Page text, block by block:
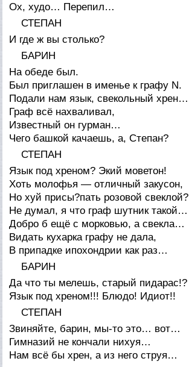
Ох, худо… Перепил…
СТЕПАН
И где ж вы столько?
БАРИН
На обеде был.
Был приглашен в именье к графу N.
Подали нам язык, свекольный хрен…
Граф всё нахваливал,
Известный он гурман…
Чего башкой качаешь, а, Степан?
СТЕПАН
Язык под хреном? Экий моветон!
Хоть молофья — отличный закусон,
Но хуй присы?пать розовой свеклой?
Не думал, я что граф шутник такой…
Добро б ещё с морковью, а свекла…
Видать кухарка графу не дала,
В припадке ипохондрии как раз…
БАРИН
Да что ты мелешь, старый пидарас!?
Язык под хреном!!! Блюдо! Идиот!!
СТЕПАН
Звиняйте, барин, мы-то это… вот…
Гимназий не кончали нихуя…
Нам всё бы хрен, а из него струя…